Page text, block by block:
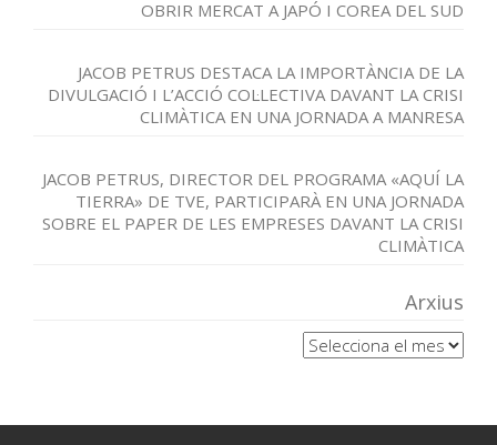
OBRIR MERCAT A JAPÓ I COREA DEL SUD
JACOB PETRUS DESTACA LA IMPORTÀNCIA DE LA
DIVULGACIÓ I L’ACCIÓ COL·LECTIVA DAVANT LA CRISI
CLIMÀTICA EN UNA JORNADA A MANRESA
JACOB PETRUS, DIRECTOR DEL PROGRAMA «AQUÍ LA
TIERRA» DE TVE, PARTICIPARÀ EN UNA JORNADA
SOBRE EL PAPER DE LES EMPRESES DAVANT LA CRISI
CLIMÀTICA
Arxius
Arxius